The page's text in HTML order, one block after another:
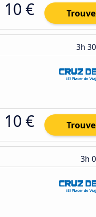
10 €
3h
10 €
3h